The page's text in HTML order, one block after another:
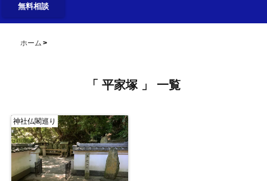
無料相談
ホーム
「 平家塚 」 一覧
神社仏閣巡り